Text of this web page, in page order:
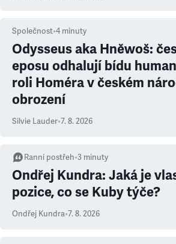
Společnost•4 minuty
Odysseus aka Hněwoš:
eposu odhalují bídu
roli Homéra v českém
obrození
Silvie Lauder•7. 8. 2026
Ranní postřeh•3 minuty
Ondřej Kundra: Jaká je
pozice, co se Kuby týče?
Ondřej Kundra•7. 8. 2026